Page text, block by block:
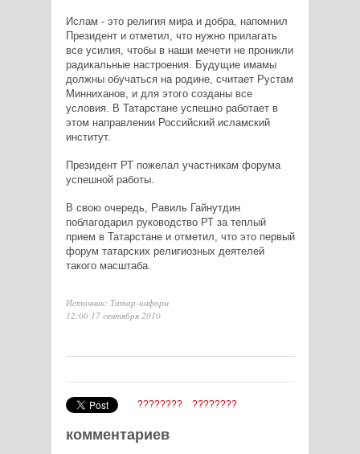
Ислам - это религия мира и добра, напомнил
Президент и отметил, что нужно прилагать
все усилия, чтобы в наши мечети не проникли
радикальные настроения. Будущие имамы
должны обучаться на родине, считает Рустам
Минниханов, и для этого созданы все
условия. В Татарстане успешно работает в
этом направлении Российский исламский
институт.
Президент РТ пожелал участникам форума
успешной работы.
В свою очередь, Равиль Гайнутдин
поблагодарил руководство РТ за теплый
прием в Татарстане и отметил, что это первый
форум татарских религиозных деятелей
такого масштаба.
Источник: Татар-информ
12:00 17 сентября 2010
???????? ????????
комментариев